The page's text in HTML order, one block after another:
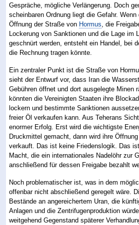
Gespräche, mögliche Verlängerung. Doch
scheinbaren Ordnung liegt die Gefahr.
Öffnung der Straße von Hormus , die
Lockerung von Sanktionen und die Lage im
geschnürt werden, entsteht ein Handel, bei
die Rechnung tragen könnte.
Ein zentraler Punkt ist die Straße von
sieht der Entwurf vor, dass Iran die
Gebühren öffnet und dort ausgelegte Minen
könnten die Vereinigten Staaten ihre
lockern und bestimmte Sanktionen
freier Öl verkaufen kann. Aus Teherans
enormer Erfolg. Erst wird die wichtigste
Druckmittel gemacht, dann wird ihre
verkauft. Das ist keine Friedenslogik. Das
Macht, die ein internationales Nadelöhr zur
anschließend für dessen Freigabe bezahlt
Noch problematischer ist, was in dem
offenbar nicht abschließend geregelt wäre.
Bestände an angereichertem Uran, die
Anlagen und die Zentrifugenproduktion
weitgehend Gegenstand späterer